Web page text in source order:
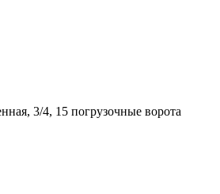
3/4, 15 погрузочные ворота